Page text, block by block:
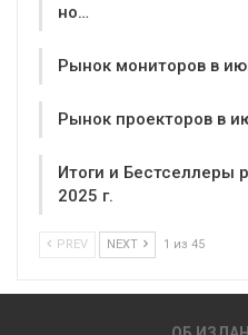
но…
Рынок мониторов в
Рынок проекторов в
Итоги и Бестселлеры
2025 г.
PREV NEXT 1 из 45